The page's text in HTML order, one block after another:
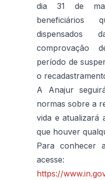
dia 31 de
beneficiários
dispensados
comprovação
período de
o
A Anajur
normas sobre a
vida e atualizará
que houver
Para conhecer
acesse:
https://